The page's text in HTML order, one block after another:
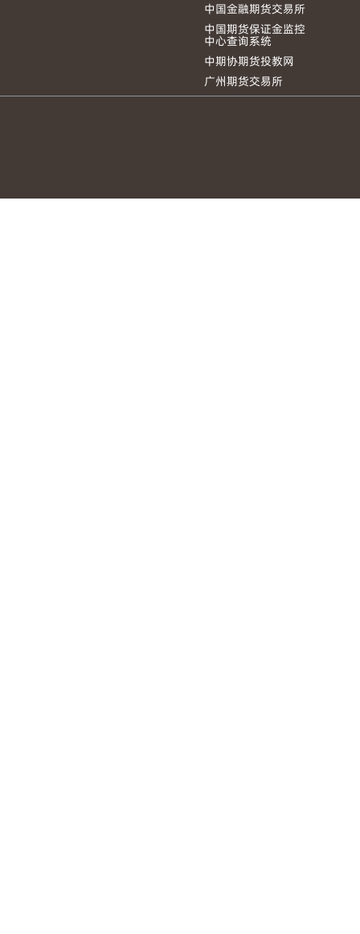
中国金融期货交易所
中国期货保证金监控
中心查询系统
中期协期货投教网
广州期货交易所